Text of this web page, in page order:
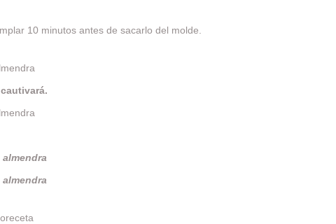
10 minutos antes de sacarlo del molde.